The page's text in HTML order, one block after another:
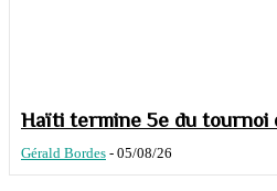
Haïti termine 5e du tournoi
Gérald Bordes - 05/08/26